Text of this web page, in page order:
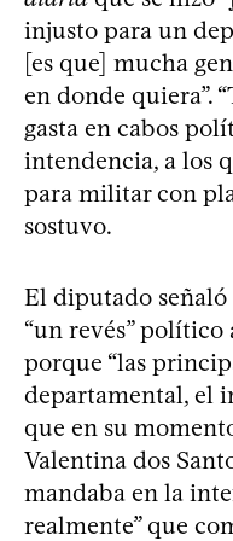
injusto para un
[es que] mucha
en donde quiera”.
gasta en cabos
intendencia, a los
para militar con
sostuvo.
El diputado señaló
“un revés” político
porque “las
departamental, el
que en su
Valentina dos
mandaba en la
realmente” que